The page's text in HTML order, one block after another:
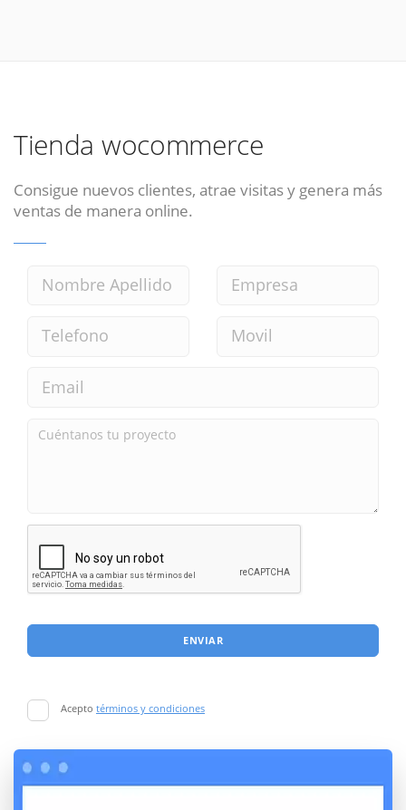
Tienda wocommerce
Consigue nuevos clientes, atrae visitas y genera más
ventas de manera online.
ENVIAR
Acepto términos y condiciones